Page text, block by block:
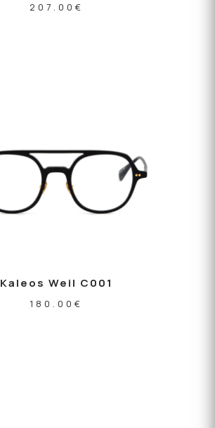
207.00 €
Kaleos Weil C001
180.00 €